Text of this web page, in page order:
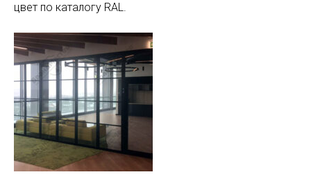
цвет по каталогу RAL.